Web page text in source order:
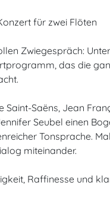
für zwei Flöten
Zwiegespräch:
das die
Saint-Saëns, Jean
Seubel einen
Tonsprache.
miteinander.
Raffinesse und